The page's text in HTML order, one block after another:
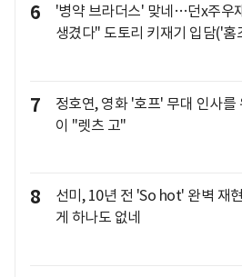
6
'병약 브라더스' 맞네…던x주우
생겼다" 도토리 키재기 입담('홈
7
정호연, 영화 '호프' 무대 인사를
이 "렛츠 고"
8
선미, 10년 전 'So hot' 완벽 재
게 하나도 없네